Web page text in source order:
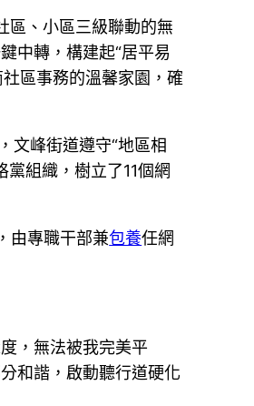
區、小區三級聯動的無
中轉，構建起“居平易
區事務的溫馨家園，確
文峰街道遵守“地區相
組織，樹立了11個網
由專職干部兼包養任網
，無法被我完美平
和諧，啟動聽行道硬化